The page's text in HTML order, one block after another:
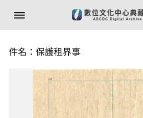
件名：保護租界事